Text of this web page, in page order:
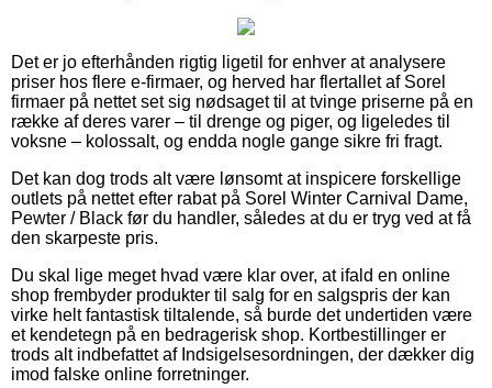
Det er jo efterhånden rigtig ligetil for enhver at analysere
priser hos flere e-firmaer, og herved har flertallet af Sorel
firmaer på nettet set sig nødsaget til at tvinge priserne på en
række af deres varer – til drenge og piger, og ligeledes til
voksne – kolossalt, og endda nogle gange sikre fri fragt.
Det kan dog trods alt være lønsomt at inspicere forskellige
outlets på nettet efter rabat på Sorel Winter Carnival Dame,
Pewter / Black før du handler, således at du er tryg ved at få
den skarpeste pris.
Du skal lige meget hvad være klar over, at ifald en online
shop frembyder produkter til salg for en salgspris der kan
virke helt fantastisk tiltalende, så burde det undertiden være
et kendetegn på en bedragerisk shop. Kortbestillinger er
trods alt indbefattet af Indsigelsesordningen, der dækker dig
imod falske online forretninger.